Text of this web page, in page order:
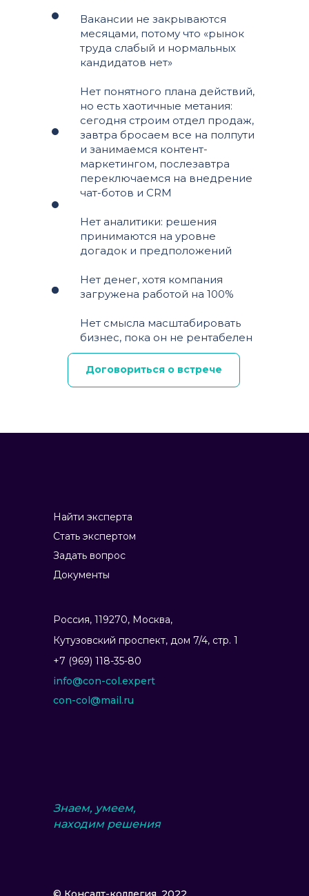
Договориться о встрече
Вакансии не закрываются
месяцами, потому что «рынок
труда слабый и нормальных
кандидатов нет»
Нет понятного плана действий,
но есть хаотичные метания:
сегодня строим отдел продаж,
завтра бросаем все на полпути
и занимаемся контент-
маркетингом, послезавтра
переключаемся на внедрение
чат-ботов и CRM
Нет аналитики: решения
принимаются на уровне
догадок и предположений
Нет денег, хотя компания
загружена работой на 100%
Нет смысла масштабировать
бизнес, пока он не рентабелен
Найти эксперта
Стать экспертом
Задать вопрос
Документы
Россия, 119270, Москва,
info@con-col.expert
+7 (969) 118-35-80
Ку­тузов­ский прос­пект, дом 7/4, стр. 1
Знаем, умеем,
находим решения
con-col@mail.ru